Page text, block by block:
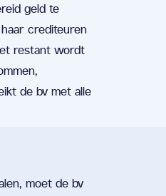
geld te
crediteuren
restant wordt
de bv met alle
moet de bv